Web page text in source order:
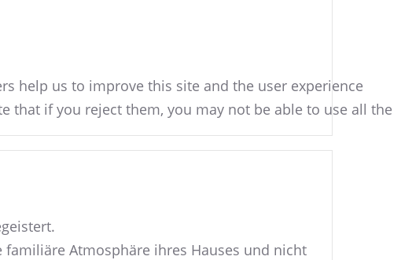
Atmosphäre ihres Hauses und nicht
help us to improve this site and the user experience
that if you reject them, you may not be able to use all the